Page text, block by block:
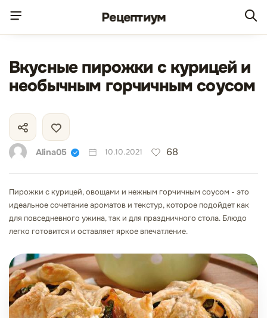
Рецептиум
Вкусные пирожки с курицей и
необычным горчичным соусом
Alina05 10.10.2021 68
Пирожки с курицей, овощами и нежным горчичным соусом - это
идеальное сочетание ароматов и текстур, которое подойдет как
для повседневного ужина, так и для праздничного стола. Блюдо
легко готовится и оставляет яркое впечатление.